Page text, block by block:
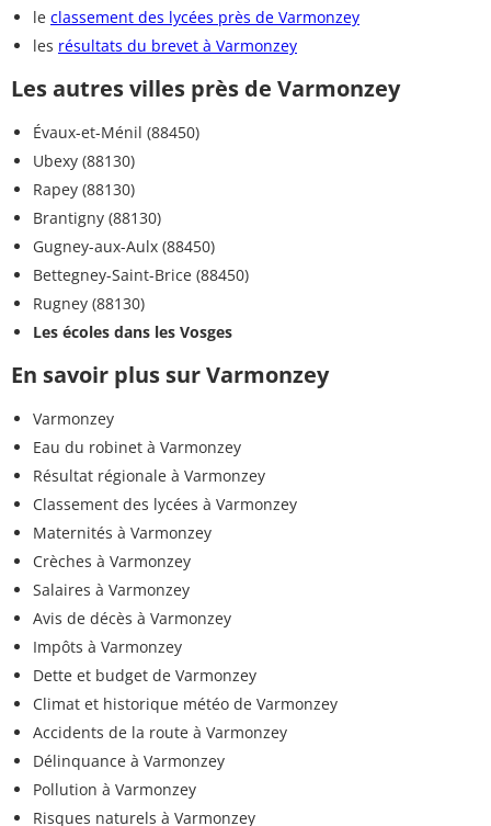
le classement des lycées près de Varmonzey
les résultats du brevet à Varmonzey
Les autres villes près de Varmonzey
Évaux-et-Ménil (88450)
Ubexy (88130)
Rapey (88130)
Brantigny (88130)
Gugney-aux-Aulx (88450)
Bettegney-Saint-Brice (88450)
Rugney (88130)
Les écoles dans les Vosges
En savoir plus sur Varmonzey
Varmonzey
Eau du robinet à Varmonzey
Résultat régionale à Varmonzey
Classement des lycées à Varmonzey
Maternités à Varmonzey
Crèches à Varmonzey
Salaires à Varmonzey
Avis de décès à Varmonzey
Impôts à Varmonzey
Dette et budget de Varmonzey
Climat et historique météo de Varmonzey
Accidents de la route à Varmonzey
Délinquance à Varmonzey
Pollution à Varmonzey
Risques naturels à Varmonzey